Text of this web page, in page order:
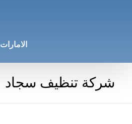
الامارات
شركة تنظيف سجاد